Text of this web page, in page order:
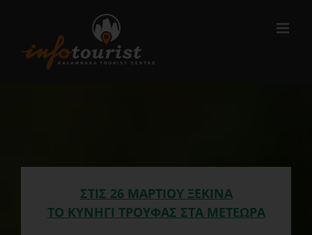
ΣΤΙΣ 26 ΜΑΡΤΙΟΥ ΞΕΚΙΝΑ
ΤΟ ΚΥΝΗΓΙ ΤΡΟΥΦΑΣ ΣΤΑ ΜΕΤΕΩΡΑ